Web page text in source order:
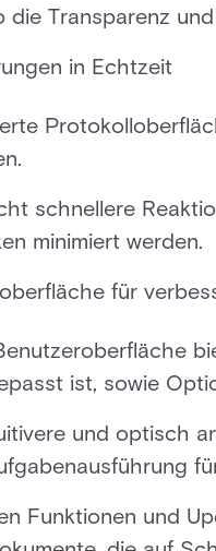
Transparenz
in Echtzeit
schnellere
minimiert werden.
für
ist, sowie
und optisch
Funktionen und